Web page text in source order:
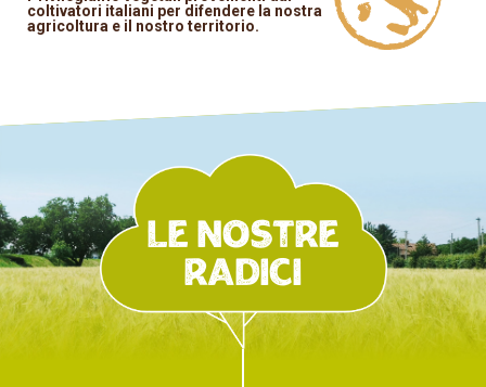
coltivatori italiani per difendere la nostra
agricoltura e il nostro territorio.
Le nostre
radici